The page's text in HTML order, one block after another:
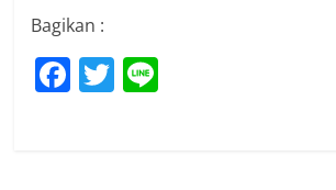
Bagikan :
F T